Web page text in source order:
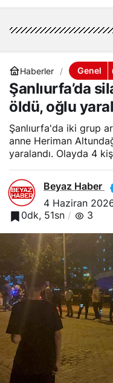
Haberler Genel
Şanlıurfa’da
öldü, oğlu
Şanlıurfa'da iki grup
anne Heriman
yaralandı. Olayda 4
Beyaz Haber
4 Haziran
0dk, 51sn
3